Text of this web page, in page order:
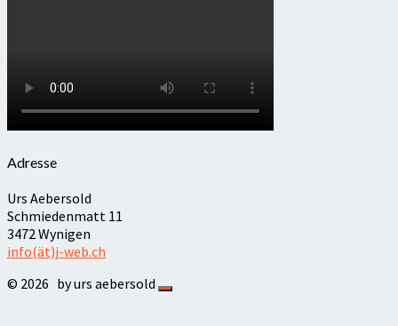
Adresse
Urs Aebersold
Schmiedenmatt 11
3472 Wynigen
info(ät)j-web.ch
© 2026 by urs aebersold